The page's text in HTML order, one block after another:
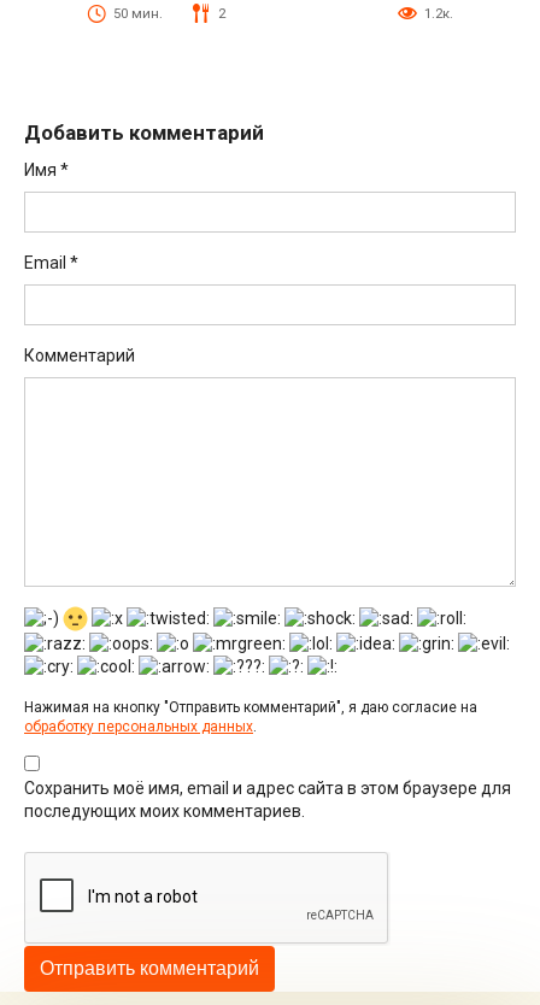
50 мин. 2 1.2к.
Добавить комментарий
Имя *
Email *
Комментарий
Нажимая на кнопку "Отправить комментарий", я даю согласие на
обработку персональных данных.
Сохранить моё имя, email и адрес сайта в этом браузере для
последующих моих комментариев.